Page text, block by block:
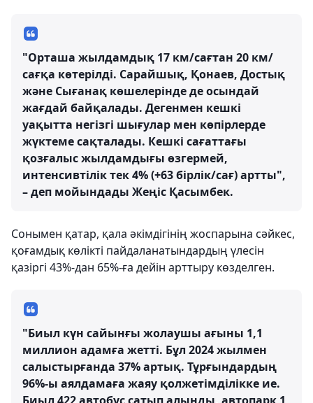
"Орташа жылдамдық 17 км/сағтан 20 км/
сағқа көтерілді. Сарайшық, Қонаев, Достық
және Сығанақ көшелерінде де осындай
жағдай байқалады. Дегенмен кешкі
уақытта негізгі шығулар мен көпірлерде
жүктеме сақталады. Кешкі сағаттағы
қозғалыс жылдамдығы өзгермей,
интенсивтілік тек 4% (+63 бірлік/сағ) артты",
– деп мойындады Жеңіс Қасымбек.
Сонымен қатар, қала әкімдігінің жоспарына сәйкес,
қоғамдық көлікті пайдаланатындардың үлесін
қазіргі 43%-дан 65%-ға дейін арттыру көзделген.
"Биыл күн сайынғы жолаушы ағыны 1,1
миллион адамға жетті. Бұл 2024 жылмен
салыстырғанда 37% артық. Тұрғындардың
96%-ы аялдамаға жаяу қолжетімділікке ие.